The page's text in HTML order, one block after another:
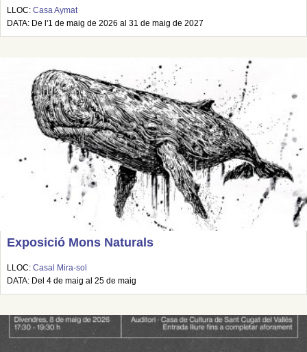
LLOC: Casa Aymat
DATA: De l'1 de maig de 2026 al 31 de maig de 2027
Exposició Mons Naturals
LLOC: Casal Mira-sol
DATA: Del 4 de maig al 25 de maig